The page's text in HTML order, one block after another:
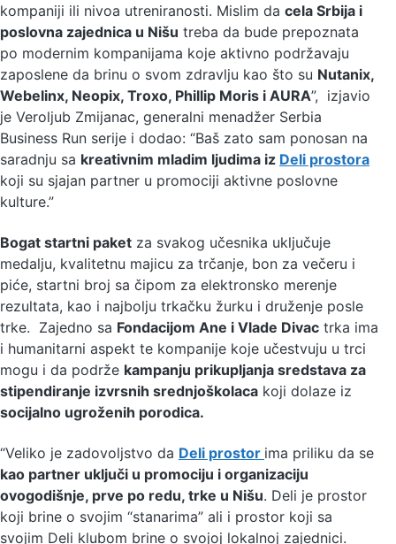
kompaniji ili nivoa utreniranosti. Mislim da cela Srbija i
poslovna zajednica u Nišu treba da bude prepoznata
po modernim kompanijama koje aktivno podržavaju
zaposlene da brinu o svom zdravlju kao što su Nutanix,
Webelinx, Neopix, Troxo, Phillip Moris i AURA”, izjavio
je Veroljub Zmijanac, generalni menadžer Serbia
Business Run serije i dodao: “Baš zato sam ponosan na
saradnju sa kreativnim mladim ljudima iz Deli prostora
koji su sjajan partner u promociji aktivne poslovne
kulture.”
Bogat startni paket za svakog učesnika uključuje
medalju, kvalitetnu majicu za trčanje, bon za večeru i
piće, startni broj sa čipom za elektronsko merenje
rezultata, kao i najbolju trkačku žurku i druženje posle
trke. Zajedno sa Fondacijom Ane i Vlade Divac trka ima
i humanitarni aspekt te kompanije koje učestvuju u trci
mogu i da podrže kampanju prikupljanja sredstava za
stipendiranje izvrsnih srednjoškolaca koji dolaze iz
socijalno ugroženih porodica.
“Veliko je zadovoljstvo da Deli prostor ima priliku da se
kao partner uključi u promociju i organizaciju
ovogodišnje, prve po redu, trke u Nišu. Deli je prostor
koji brine o svojim “stanarima” ali i prostor koji sa
svojim Deli klubom brine o svojoj lokalnoj zajednici.